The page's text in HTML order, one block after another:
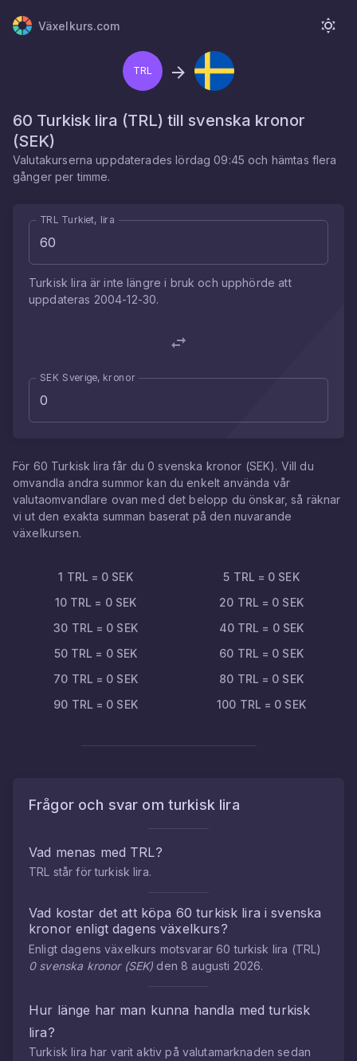
Växelkurs.com
TRL
60 Turkisk lira (TRL) till svenska kronor
(SEK)
Valutakurserna uppdateradeslördag 09:45 och hämtas flera
gånger per timme.
TRL Turkiet, lira
Turkisk lira är inte längre i bruk och upphörde att
uppdateras 2004-12-30.
SEK Sverige, kronor
För 60 Turkisk lira får du0 svenska kronor (SEK). Vill du
omvandla andra summor kan du enkelt använda vår
valutaomvandlare ovan med det belopp du önskar, så räknar
vi ut den exakta summan baserat på den nuvarande
växelkursen.
1 TRL = 0 SEK 5 TRL = 0 SEK
10 TRL = 0 SEK 20 TRL = 0 SEK
30 TRL = 0 SEK 40 TRL = 0 SEK
50 TRL = 0 SEK 60 TRL = 0 SEK
70 TRL = 0 SEK 80 TRL = 0 SEK
90 TRL = 0 SEK 100 TRL = 0 SEK
Frågor och svar om turkisk lira
Vad menas med TRL?
TRL står förturkisk lira.
Vad kostar det att köpa 60turkisk lira isvenska
kronorenligt dagens växelkurs?
Enligt dagens växelkurs motsvarar60turkisk lira (TRL )
0 svenska kronor(SEK) den 8 augusti 2026.
Hur länge har man kunna handla medturkisk
lira?
Turkisk lira har varit aktiv på valutamarknaden sedan